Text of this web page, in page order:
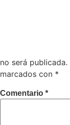
no será publicada.
marcados con *
Comentario *